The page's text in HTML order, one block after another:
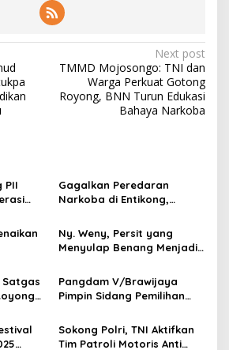
Next post
TMMD Mojosongo: TNI dan
Warga Perkuat Gotong
Royong, BNN Turun Edukasi
Bahaya Narkoba
PII
Gagalkan Peredaran
Narkoba di Entikong,
Puluhan Kilogram Sabu ke
BNNP Kalbar
Ny. Weny, Persit yang
Menyulap Benang Menjadi
Pangdam V/Brawijaya
Pimpin Sidang Pemilihan
Gelombang III 2025
Sokong Polri, TNI Aktifkan
Tim Patroli Motoris Anti